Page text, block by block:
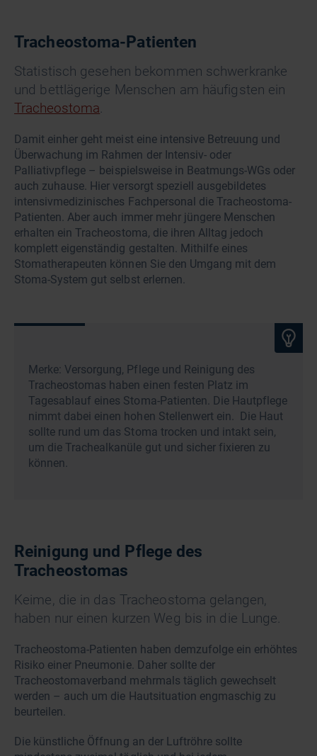
Tracheostoma-Patienten
Statistisch gesehen bekommen schwerkranke
und bettlägerige Menschen am häufigsten ein
Tracheostoma.
Damit einher geht meist eine intensive Betreuung und
Überwachung im Rahmen der Intensiv- oder
Palliativpflege – beispielsweise in Beatmungs-WGs oder
auch zuhause. Hier versorgt speziell ausgebildetes
intensivmedizinisches Fachpersonal die Tracheostoma-
Patienten. Aber auch immer mehr jüngere Menschen
erhalten ein Tracheostoma, die ihren Alltag jedoch
komplett eigenständig gestalten. Mithilfe eines
Stomatherapeuten können Sie den Umgang mit dem
Stoma-System gut selbst erlernen.
Merke: Versorgung, Pflege und Reinigung des
Tracheostomas haben einen festen Platz im
Tagesablauf eines Stoma-Patienten. Die Hautpflege
nimmt dabei einen hohen Stellenwert ein. Die Haut
sollte rund um das Stoma trocken und intakt sein,
um die Trachealkanüle gut und sicher fixieren zu
können.
Reinigung und Pflege des
Tracheostomas
Keime, die in das Tracheostoma gelangen,
haben nur einen kurzen Weg bis in die Lunge.
Tracheostoma-Patienten haben demzufolge ein erhöhtes
Risiko einer Pneumonie. Daher sollte der
Tracheostomaverband mehrmals täglich gewechselt
werden – auch um die Hautsituation engmaschig zu
beurteilen.
Die künstliche Öffnung an der Luftröhre sollte